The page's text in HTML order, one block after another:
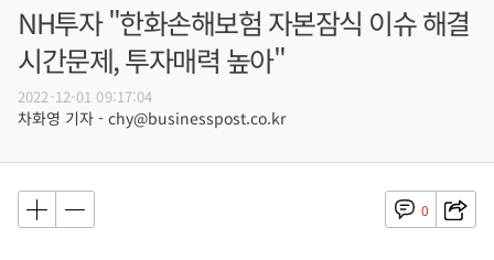
NH투자 "한화손해보험 자본잠식 이슈 해결
시간문제, 투자매력 높아"
2022-12-01 09:17:04
차화영 기자 - chy@businesspost.co.kr
0